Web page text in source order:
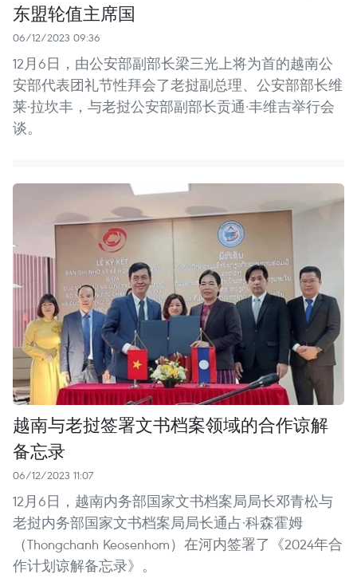
东盟轮值主席国
06/12/2023 09:36
12月6日，由公安部副部长梁三光上将为首的越南公
安部代表团礼节性拜会了老挝副总理、公安部部长维
莱·拉坎丰，与老挝公安部副部长贡通·丰维吉举行会
谈。
越南与老挝签署文书档案领域的合作谅解
备忘录
06/12/2023 11:07
12月6日，越南内务部国家文书档案局局长邓青松与
老挝内务部国家文书档案局局长通占·科森霍姆
（Thongchanh Keosenhom）在河内签署了《2024年合
作计划谅解备忘录》。